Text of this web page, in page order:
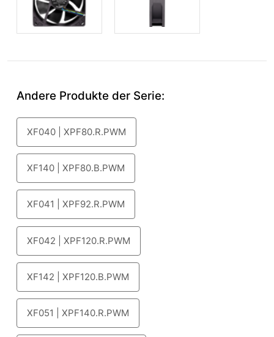
Andere Produkte der Serie:
XF040 | XPF80.R.PWM
XF140 | XPF80.B.PWM
XF041 | XPF92.R.PWM
XF042 | XPF120.R.PWM
XF142 | XPF120.B.PWM
XF051 | XPF140.R.PWM